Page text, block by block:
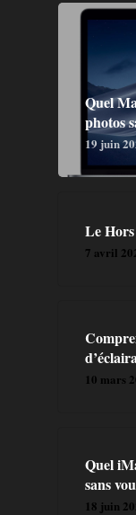
Quel
photos
19 juin
Le
7 avril
10 mars
Quel
sans
18 juin